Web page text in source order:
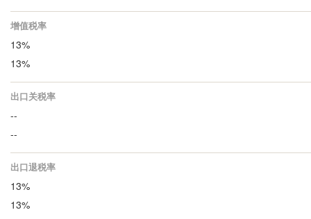
增值税率
13%
13%
出口关税率
--
--
出口退税率
13%
13%